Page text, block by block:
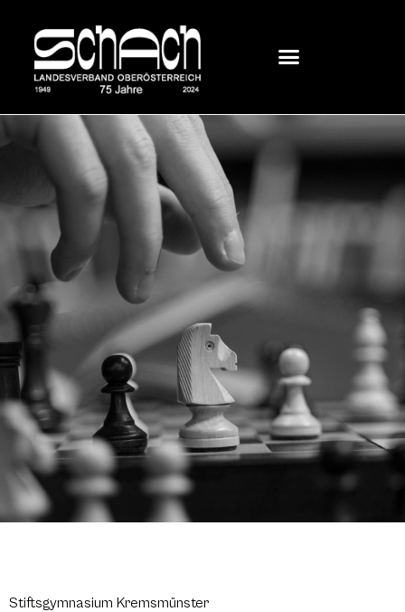
Stiftsgymnasium Kremsmünster